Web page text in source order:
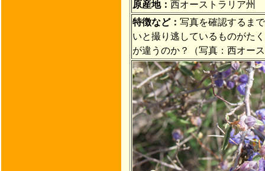
原産地： 西オーストラリア州
特徴など： 写真を確認するま
いと撮り逃しているものがた
が違うのか？（写真：西オー